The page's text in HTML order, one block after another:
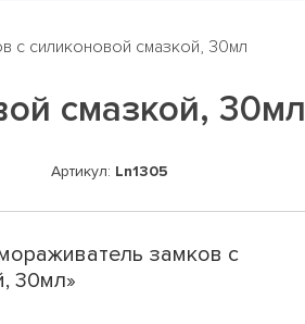
с силиконовой смазкой, 30мл
смазкой, 30мл
Артикул: Ln1305
замков с
30мл»